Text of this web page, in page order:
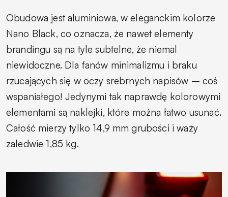
Obudowa jest aluminiowa, w eleganckim kolorze
Nano Black, co oznacza, że nawet elementy
brandingu są na tyle subtelne, że niemal
niewidoczne. Dla fanów minimalizmu i braku
rzucających się w oczy srebrnych napisów – coś
wspaniałego! Jedynymi tak naprawdę kolorowymi
elementami są naklejki, które można łatwo usunąć.
Całość mierzy tylko 14,9 mm grubości i waży
zaledwie 1,85 kg.